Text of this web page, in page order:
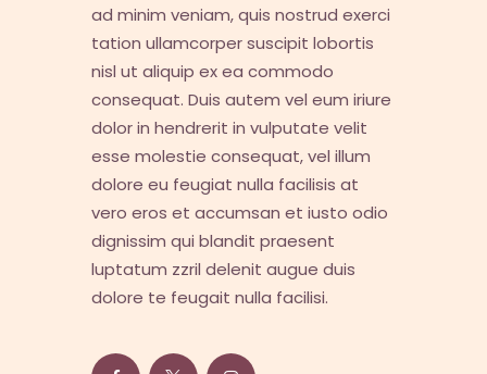
ad minim veniam, quis nostrud exerci
tation ullamcorper suscipit lobortis
nisl ut aliquip ex ea commodo
consequat. Duis autem vel eum iriure
dolor in hendrerit in vulputate velit
esse molestie consequat, vel illum
dolore eu feugiat nulla facilisis at
vero eros et accumsan et iusto odio
dignissim qui blandit praesent
luptatum zzril delenit augue duis
dolore te feugait nulla facilisi.